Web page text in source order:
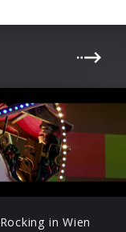
Rocking in Wien